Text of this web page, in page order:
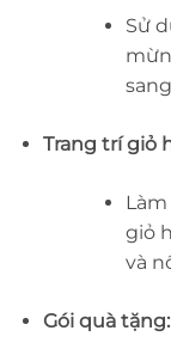
Sử
Trang trí giỏ
giỏ
và
Gói quà tặng: